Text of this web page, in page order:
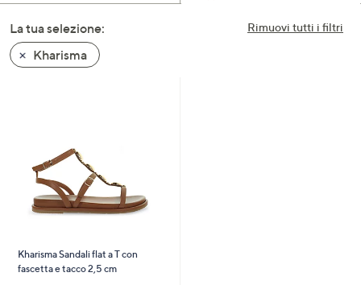
giù
oppure
scorri
a
dispositivi
touch
Rimuovi tutti i filtri
La tua selezione:
Kharisma
Kharisma Sandali flat a T con
fascetta e tacco 2,5 cm